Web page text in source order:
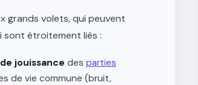
grands volets, qui peuvent
sont étroitement liés :
jouissance des parties
de vie commune (bruit,